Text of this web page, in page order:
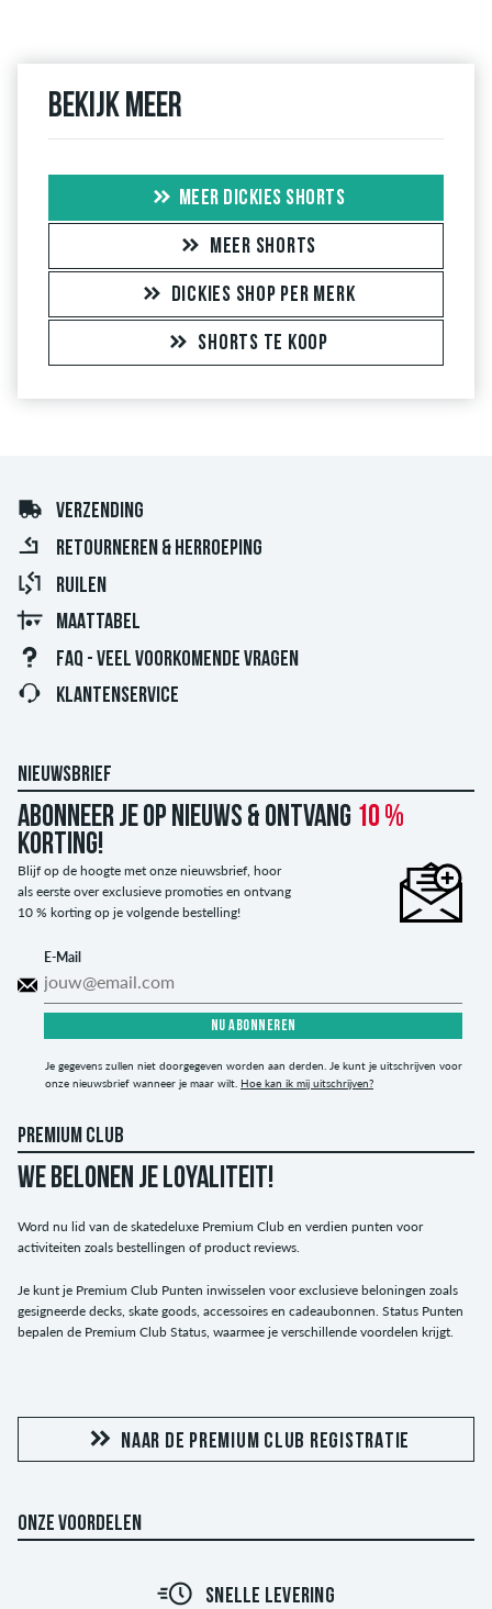
Bekijk meer
MEER DICKIES SHORTS
MEER SHORTS
DICKIES SHOP PER MERK
SHORTS TE KOOP
VERZENDING
RETOURNEREN & HERROEPING
RUILEN
MAATTABEL
FAQ - VEEL VOORKOMENDE VRAGEN
KLANTENSERVICE
NIEUWSBRIEF
Abonneer je op nieuws & ontvang 10 %
korting!
Blijf op de hoogte met onze nieuwsbrief, hoor
als eerste over exclusieve promoties en ontvang
10 % korting op je volgende bestelling!
E-Mail
NU ABONNEREN
Je gegevens zullen niet doorgegeven worden aan derden. Je kunt je uitschrijven voor
onze nieuwsbrief wanneer je maar wilt. Hoe kan ik mij uitschrijven?
PREMIUM CLUB
WE BELONEN JE LOYALITEIT!
Word nu lid van de skatedeluxe Premium Club en verdien punten voor
activiteiten zoals bestellingen of product reviews.
Je kunt je Premium Club Punten inwisselen voor exclusieve beloningen zoals
gesigneerde decks, skate goods, accessoires en cadeaubonnen. Status Punten
bepalen de Premium Club Status, waarmee je verschillende voordelen krijgt.
NAAR DE PREMIUM CLUB REGISTRATIE
ONZE VOORDELEN
SNELLE LEVERING